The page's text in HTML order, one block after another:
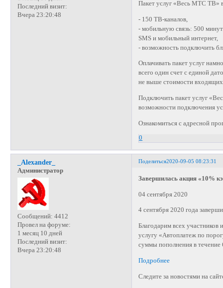
Последний визит:
Вчера 23:20:48
Пакет услуг «Весь МТС ТВ»
- 150 ТВ-каналов,
- мобильную связь: 500
SMS и мобильный интернет,
- возможность подключить
Оплачивать пакет услуг
всего один счет с единой
не выше стоимости входящих
Подключить пакет услуг
возможности подключения
Ознакомиться с адресной
0
Поделиться2020-09-05 08:23:31
_Alexander_
Администратор
Сообщений: 4412
Провел на форуме:
1 месяц 10 дней
Последний визит:
Вчера 23:20:48
Завершилась акция «10%
04 сентября 2020
4 сентября 2020 года
Благодарим всех
услугу «Автоплатеж по
суммы пополнения в течение
Подробнее
Следите за новостями на